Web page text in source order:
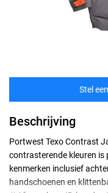
Stel
Beschrijving
Portwest Texo Contrast
contrasterende kleuren is
kenmerken inclusief
handschoenen en